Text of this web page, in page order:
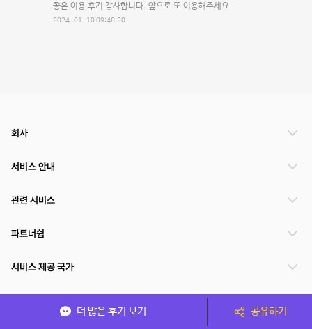
좋은 이용 후기 감사합니다. 앞으로 또 이용해주세요.
2024-01-10 09:48:20
더 많은 후기 보기 공유하기
회사
서비스 안내
관련 서비스
파트너쉽
서비스 제공 국가
(주)NSPACE 사업자정보